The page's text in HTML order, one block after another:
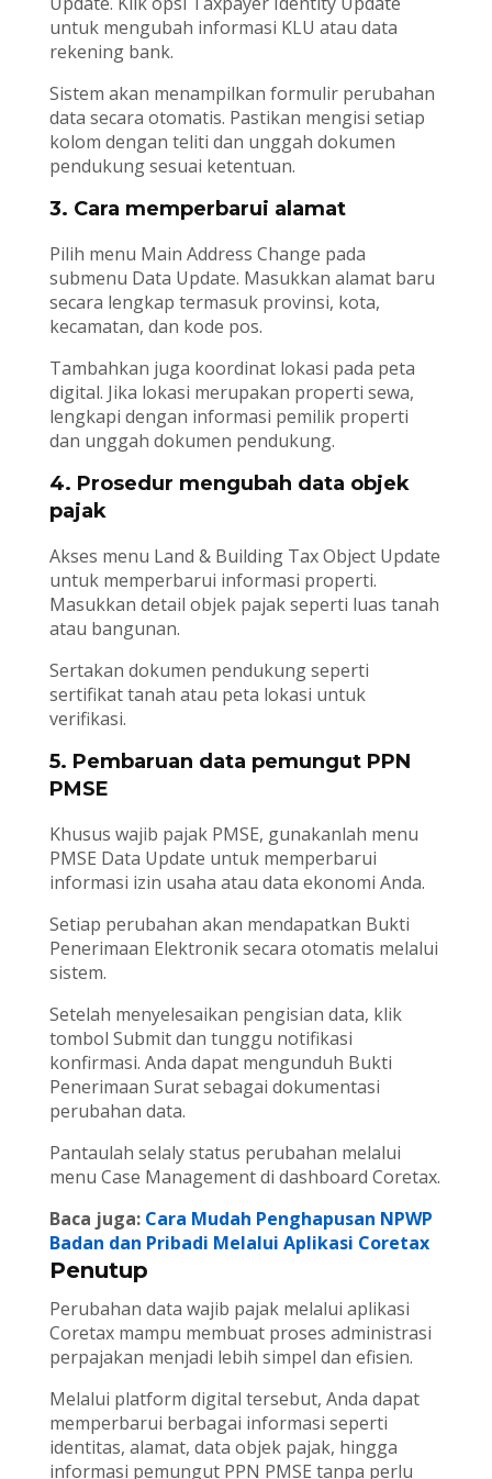
untuk mengubah informasi KLU atau data
rekening bank.
Sistem akan menampilkan formulir perubahan
data secara otomatis. Pastikan mengisi setiap
kolom dengan teliti dan unggah dokumen
pendukung sesuai ketentuan.
3. Cara memperbarui alamat
Pilih menu Main Address Change pada
submenu Data Update. Masukkan alamat baru
secara lengkap termasuk provinsi, kota,
kecamatan, dan kode pos.
Tambahkan juga koordinat lokasi pada peta
digital. Jika lokasi merupakan properti sewa,
lengkapi dengan informasi pemilik properti
dan unggah dokumen pendukung.
4. Prosedur mengubah data objek
pajak
Akses menu Land & Building Tax Object Update
untuk memperbarui informasi properti.
Masukkan detail objek pajak seperti luas tanah
atau bangunan.
Sertakan dokumen pendukung seperti
sertifikat tanah atau peta lokasi untuk
verifikasi.
5. Pembaruan data pemungut PPN
PMSE
Khusus wajib pajak PMSE, gunakanlah menu
PMSE Data Update untuk memperbarui
informasi izin usaha atau data ekonomi Anda.
Setiap perubahan akan mendapatkan Bukti
Penerimaan Elektronik secara otomatis melalui
sistem.
Setelah menyelesaikan pengisian data, klik
tombol Submit dan tunggu notifikasi
konfirmasi. Anda dapat mengunduh Bukti
Penerimaan Surat sebagai dokumentasi
perubahan data.
Pantaulah selaly status perubahan melalui
menu Case Management di dashboard Coretax.
Baca juga: Cara Mudah Penghapusan NPWP
Badan dan Pribadi Melalui Aplikasi Coretax
Penutup
Perubahan data wajib pajak melalui aplikasi
Coretax mampu membuat proses administrasi
perpajakan menjadi lebih simpel dan efisien.
Melalui platform digital tersebut, Anda dapat
memperbarui berbagai informasi seperti
identitas, alamat, data objek pajak, hingga
informasi pemungut PPN PMSE tanpa perlu